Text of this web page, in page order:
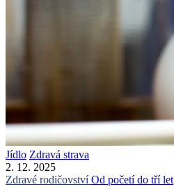
Jídlo Zdravá strava
2. 12. 2025
Zdravé rodičovstvíOd početí do tří let